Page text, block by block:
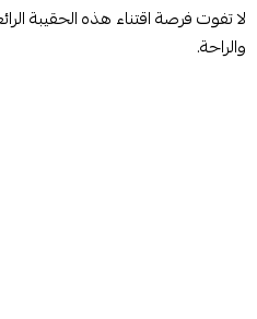
لا تفوت فرصة اقتناء هذه الحقيبة
والراحة.